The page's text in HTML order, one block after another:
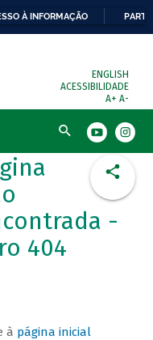
À INFORMAÇÃO
ENGLISH
ACESSIBILIDADE
A+ A-
Busca
-
404
à página inicial